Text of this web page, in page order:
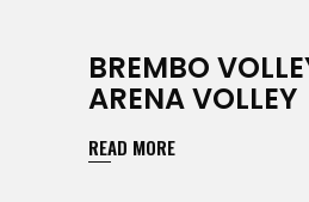
BREMBO
ARENA VOLLEY
READ MORE